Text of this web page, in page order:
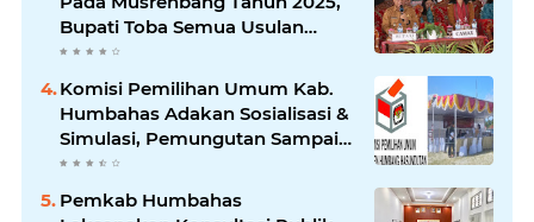
Bupati Toba Semua Usulan
Harus Mendukung
Pertumbuhan Pariwisata.
Komisi Pemilihan Umum Kab.
Humbahas Adakan Sosialisasi &
Simulasi, Pemungutan Sampai
Rekapitulasi Suara.
Pemkab Humbahas